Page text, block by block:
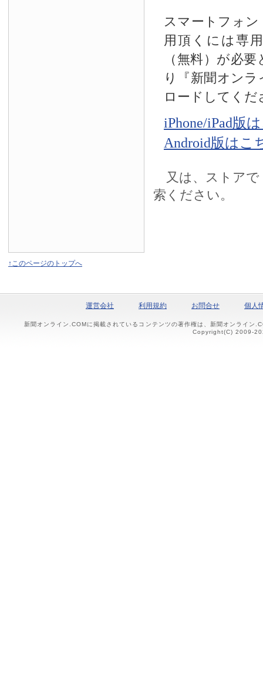
スマートフォ
用頂くには専
（無料）が必
り『新聞オン
ロードしてくだ
iPhone/iPad版
Android版はこ
又は、ストアで
索ください。
↑このページのトップへ
運営会社 利用規約 お問合せ 個人
新聞オンライン.COMに掲載されているコンテンツの著作権は、新聞オンライン
Copyright(C) 2009-